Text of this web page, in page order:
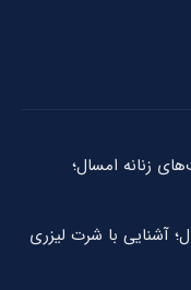
زنانه امسال؛
آشنایی با شرت لیزری